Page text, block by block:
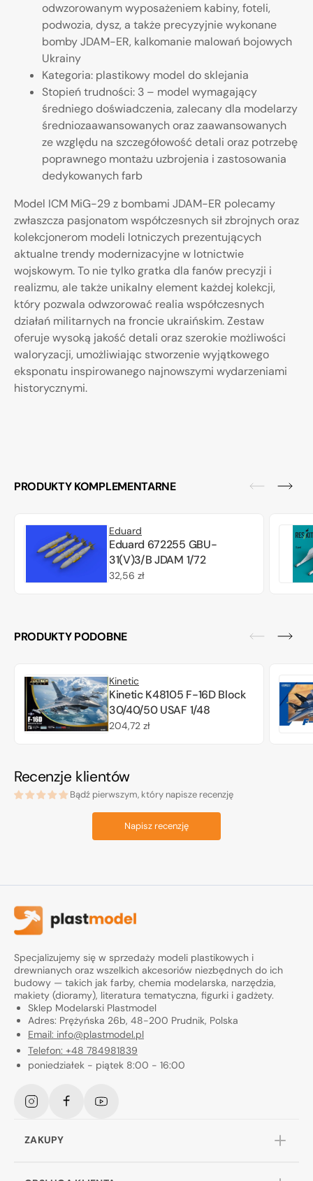
odwzorowanym wyposażeniem kabiny, foteli,
podwozia, dysz, a także precyzyjnie wykonane
bomby JDAM-ER, kalkomanie malowań bojowych
Ukrainy
Kategoria: plastikowy model do sklejania
Stopień trudności: 3 – model wymagający
średniego doświadczenia, zalecany dla modelarzy
średniozaawansowanych oraz zaawansowanych
ze względu na szczegółowość detali oraz potrzebę
poprawnego montażu uzbrojenia i zastosowania
dedykowanych farb
Model ICM MiG-29 z bombami JDAM-ER polecamy
zwłaszcza pasjonatom współczesnych sił zbrojnych oraz
kolekcjonerom modeli lotniczych prezentujących
aktualne trendy modernizacyjne w lotnictwie
wojskowym. To nie tylko gratka dla fanów precyzji i
realizmu, ale także unikalny element każdej kolekcji,
który pozwala odwzorować realia współczesnych
działań militarnych na froncie ukraińskim. Zestaw
oferuje wysoką jakość detali oraz szerokie możliwości
waloryzacji, umożliwiając stworzenie wyjątkowego
eksponatu inspirowanego najnowszymi wydarzeniami
historycznymi.
PRODUKTY KOMPLEMENTARNE
Eduard
Eduard 672255 GBU-
31(V)3/B JDAM 1/72
Cena
32,56 zł
PRODUKTY PODOBNE
Kinetic
Kinetic K48105 F-16D Block
30/40/50 USAF 1/48
Cena
204,72 zł
Recenzje klientów
Bądź pierwszym, który napisze recenzję
Napisz recenzję
Specjalizujemy się w sprzedaży modeli plastikowych i
drewnianych oraz wszelkich akcesoriów niezbędnych do ich
budowy — takich jak farby, chemia modelarska, narzędzia,
makiety (dioramy), literatura tematyczna, figurki i gadżety.
Sklep Modelarski Plastmodel
Adres: Prężyńska 26b, 48-200 Prudnik, Polska
Email: info@plastmodel.pl
Telefon: +48 784981839
poniedziałek - piątek 8:00 - 16:00
InstagramFacebookYouTube
ZAKUPY